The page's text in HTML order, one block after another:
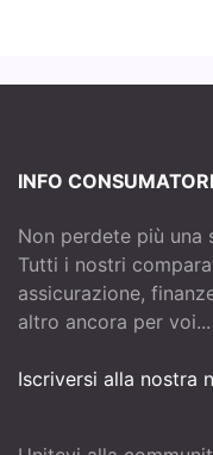
INFO CONSUMATORI
Non perdete più una
Tutti i nostri
assicurazione,
altro ancora per voi...
Iscriversi alla nostra